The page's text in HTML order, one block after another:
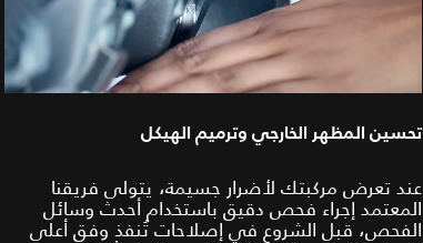
تحسين المظهر الخارجي وترميم الهيكل
عند تعرض مركبتك لأضرار جسيمة، يتولى فريقنا
المعتمد إجراء فحص دقيق باستخدام أحدث وسائل
الفحص، قبل الشروع في إصلاحات تُنفذ وفق أعلى